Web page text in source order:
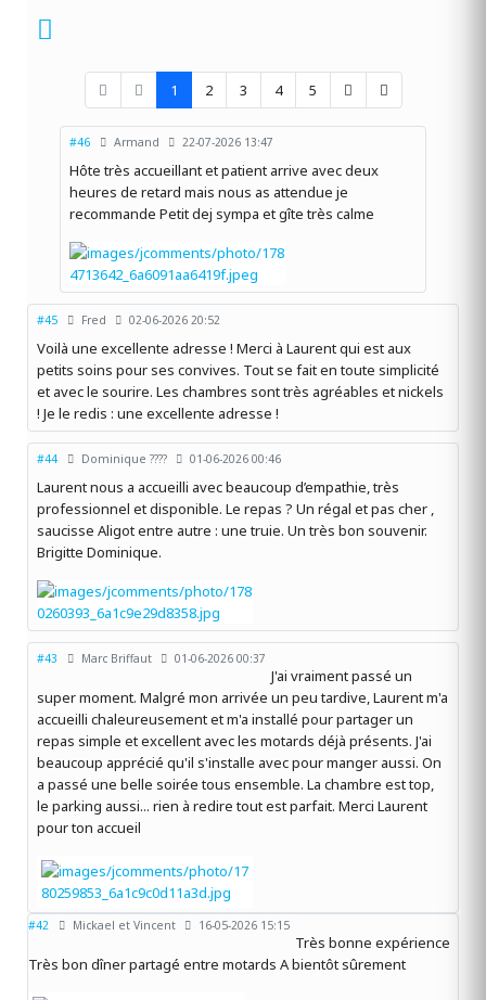
1 2 3 4 5
#46 Armand 22-07-2026 13:47
Hôte très accueillant et patient arrive avec deux
heures de retard mais nous as attendue je
recommande Petit dej sympa et gîte très calme
#45 Fred 02-06-2026 20:52
Voilà une excellente adresse ! Merci à Laurent qui est aux
petits soins pour ses convives. Tout se fait en toute simplicité
et avec le sourire. Les chambres sont très agréables et nickels
! Je le redis : une excellente adresse !
#44 Dominique ???? 01-06-2026 00:46
Laurent nous a accueilli avec beaucoup d’empathie, très
professionnel et disponible. Le repas ? Un régal et pas cher ,
saucisse Aligot entre autre : une truie. Un très bon souvenir.
Brigitte Dominique.
#43 Marc Briffaut 01-06-2026 00:37
J'ai vraiment passé un
super moment. Malgré mon arrivée un peu tardive, Laurent m'a
accueilli chaleureusement et m'a installé pour partager un
repas simple et excellent avec les motards déjà présents. J'ai
beaucoup apprécié qu'il s'installe avec pour manger aussi. On
a passé une belle soirée tous ensemble. La chambre est top,
le parking aussi... rien à redire tout est parfait. Merci Laurent
pour ton accueil
#42 Mickael et Vincent 16-05-2026 15:15
Très bonne expérience
Très bon dîner partagé entre motards A bientôt sûrement